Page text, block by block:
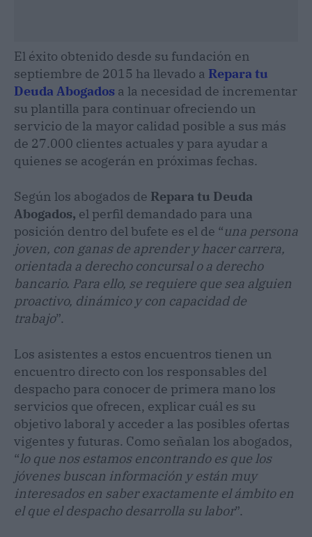
El éxito obtenido desde su fundación en
septiembre de 2015 ha llevado a Repara tu
Deuda Abogados a la necesidad de incrementar
su plantilla para continuar ofreciendo un
servicio de la mayor calidad posible a sus más
de 27.000 clientes actuales y para ayudar a
quienes se acogerán en próximas fechas.
Según los abogados de Repara tu Deuda
Abogados, el perfil demandado para una
posición dentro del bufete es el de “una persona
joven, con ganas de aprender y hacer carrera,
orientada a derecho concursal o a derecho
bancario. Para ello, se requiere que sea alguien
proactivo, dinámico y con capacidad de
trabajo”.
Los asistentes a estos encuentros tienen un
encuentro directo con los responsables del
despacho para conocer de primera mano los
servicios que ofrecen, explicar cuál es su
objetivo laboral y acceder a las posibles ofertas
vigentes y futuras. Como señalan los abogados,
“lo que nos estamos encontrando es que los
jóvenes buscan información y están muy
interesados en saber exactamente el ámbito en
el que el despacho desarrolla su labor”.